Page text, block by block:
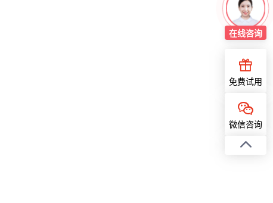
在线咨询
免费试用
微信咨询